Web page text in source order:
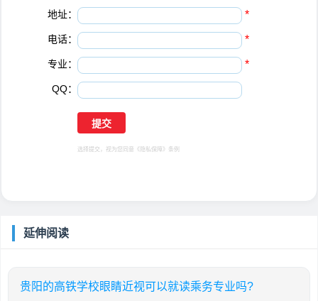
地址： *
电话： *
专业： *
QQ：
选择提交，视为您同意 《隐私保障》 条例
延伸阅读
贵阳的高铁学校眼睛近视可以就读乘务专业吗?